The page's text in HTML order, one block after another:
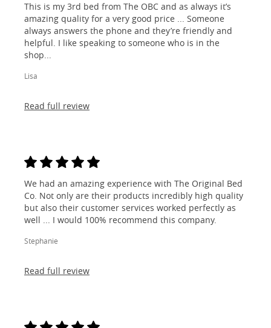
This is my 3rd bed from The OBC and as always it’s
amazing quality for a very good price ... Someone
always answers the phone and they’re friendly and
helpful. I like speaking to someone who is in the
shop...
Lisa
Read full review
We had an amazing experience with The Original Bed
Co. Not only are their products incredibly high quality
but also their customer services worked perfectly as
well ... I would 100% recommend this company.
Stephanie
Read full review